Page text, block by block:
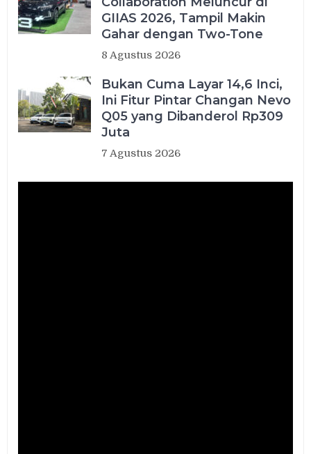
GIIAS 2026, Tampil Makin
Gahar dengan Two-Tone
8 Agustus 2026
Bukan Cuma Layar 14,6 Inci,
Ini Fitur Pintar Changan Nevo
Q05 yang Dibanderol Rp309
Juta
7 Agustus 2026